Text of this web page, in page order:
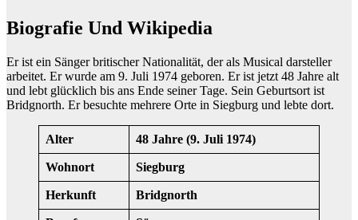
Biografie Und Wikipedia
Er ist ein Sänger britischer Nationalität, der als Musical darsteller
arbeitet. Er wurde am 9. Juli 1974 geboren. Er ist jetzt 48 Jahre alt
und lebt glücklich bis ans Ende seiner Tage. Sein Geburtsort ist
Bridgnorth. Er besuchte mehrere Orte in Siegburg und lebte dort.
Alter 48 Jahre (9. Juli 1974)
Wohnort Siegburg
Herkunft Bridgnorth